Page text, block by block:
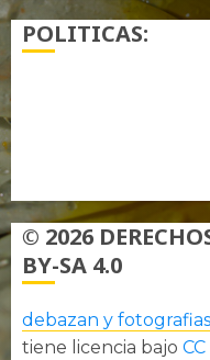
POLITICAS:
© 2026
BY-SA 4.0
debazan y
tiene licencia bajo